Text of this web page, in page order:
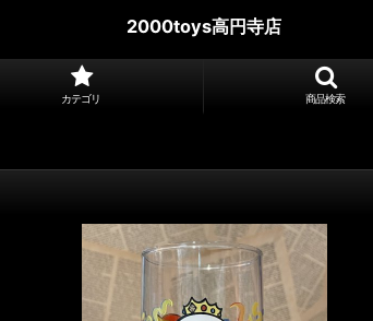
2000toys高円寺店
カテゴリ 商品検索